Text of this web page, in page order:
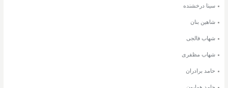
سینا درخشنده
شاهین بنان
شهاب فالجی
شهاب مظفری
حامد برادران